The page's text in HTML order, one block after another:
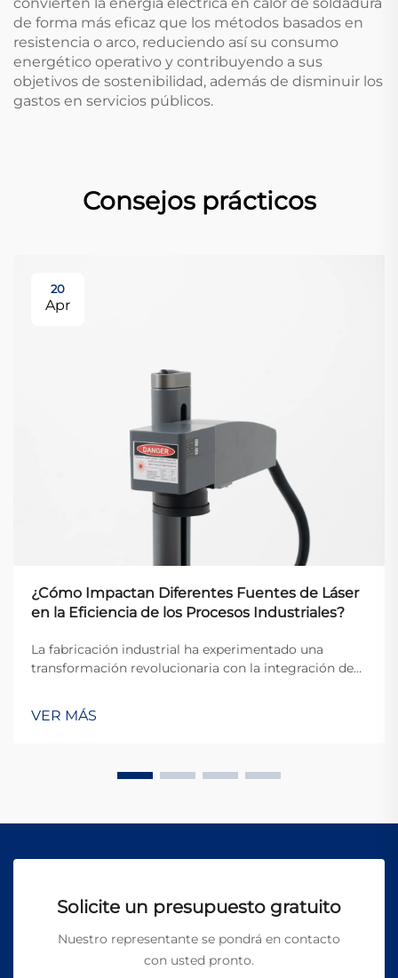
de forma más eficaz que los métodos basados en
resistencia o arco, reduciendo así su consumo
energético operativo y contribuyendo a sus
objetivos de sostenibilidad, además de disminuir los
gastos en servicios públicos.
Consejos prácticos
20
Apr
¿Cómo Impactan Diferentes Fuentes de Láser
en la Eficiencia de los Procesos Industriales?
La fabricación industrial ha experimentado una
transformación revolucionaria con la integración de
láser sirven como piedra angular del procesamiento
de precisión en múltiples sectores. La selección de la
VER MÁS
Solicite un presupuesto gratuito
Nuestro representante se pondrá en contacto
con usted pronto.